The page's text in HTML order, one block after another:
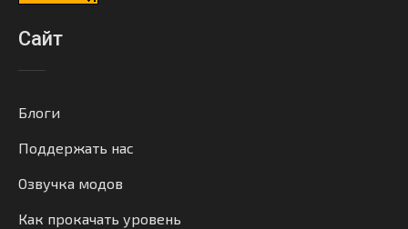
Сайт
Блоги
Поддержать нас
Озвучка модов
Как прокачать уровень